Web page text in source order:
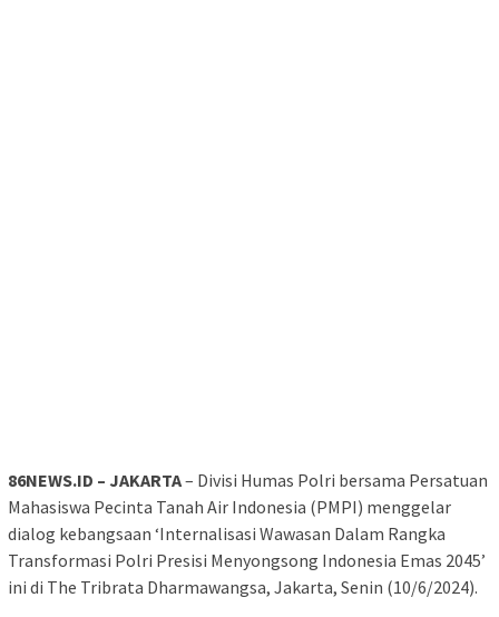
86NEWS.ID – JAKARTA– Divisi Humas Polri bersama Persatuan
Mahasiswa Pecinta Tanah Air Indonesia (PMPI) menggelar
dialog kebangsaan ‘Internalisasi Wawasan Dalam Rangka
Transformasi Polri Presisi Menyongsong Indonesia Emas 2045’
ini di The Tribrata Dharmawangsa, Jakarta, Senin (10/6/2024).